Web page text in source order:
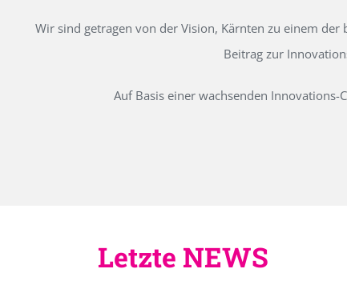
Wir sind getragen von der Vision, Kärnten zu einem
Beitrag zur
Auf Basis einer wachsenden
Letzte NEWS